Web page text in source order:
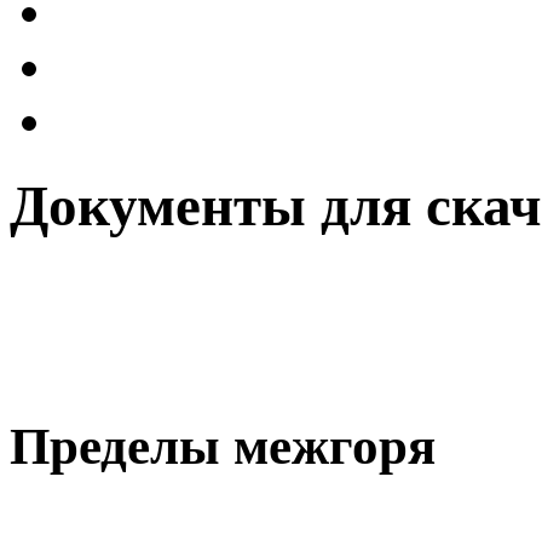
Документы для
Пределы межгоря